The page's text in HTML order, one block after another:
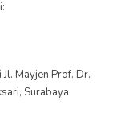
Mayjen Prof. Dr.
Surabaya